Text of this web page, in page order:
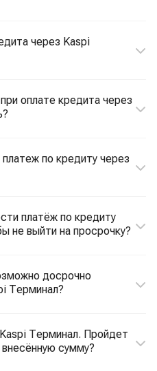
через Kaspi
оплате кредита через
по кредиту через
платёж по кредиту
не выйти на просрочку?
досрочно
Терминал?
Терминал. Пройдет
сумму?